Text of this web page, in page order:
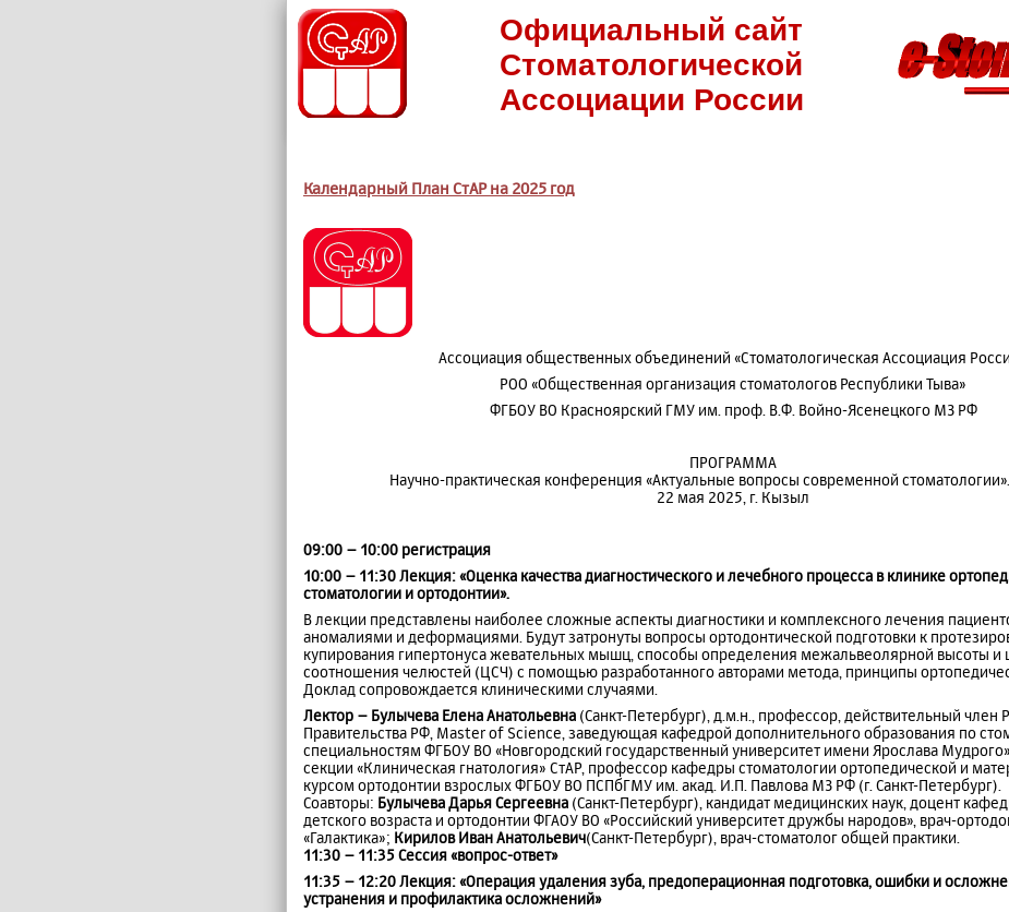
Официальный сайт
Стоматологической
Ассоциации России
Календарный План СтАР на 2025 год
Ассоциация общественных объединений «Стоматологическая Ассоциация
РОО «Общественная организация стоматологов Республики Тыва»
ФГБОУ ВО Красноярский ГМУ им. проф. В.Ф. Войно-Ясенецкого МЗ РФ
ПРОГРАММА
Научно-практическая конференция «Актуальные вопросы современной стоматологии».
22 мая 2025, г. Кызыл
09:00 – 10:00 регистрация
10:00 – 11:30 Лекция: «Оценка качества диагностического и лечебного процесса в клинике
стоматологии и ортодонтии».
В лекции представлены наиболее сложные аспекты диагностики и комплексного лечения
аномалиями и деформациями. Будут затронуты вопросы ортодонтической подготовки к
купирования гипертонуса жевательных мышц, способы определения межальвеолярной высоты и
соотношения челюстей (ЦСЧ) с помощью разработанного авторами метода, принципы
Доклад сопровождается клиническими случаями.
Лектор – Булычева Елена Анатольевна (Санкт-Петербург), д.м.н., профессор, действительный член
Правительства РФ, Master of Science, заведующая кафедрой дополнительного образования по
специальностям ФГБОУ ВО «Новгородский государственный университет имени Ярослава
секции «Клиническая гнатология» СтАР, профессор кафедры стоматологии ортопедической и
курсом ортодонтии взрослых ФГБОУ ВО ПСПбГМУ им. акад. И.П. Павлова МЗ РФ (г. Санкт-Петербург).
Соавторы: Булычева Дарья Сергеевна (Санкт-Петербург), кандидат медицинских наук, доцент
детского возраста и ортодонтии ФГАОУ ВО «Российский университет дружбы народов», врач-
«Галактика»; Кирилов Иван Анатольевич(Санкт-Петербург), врач-стоматолог общей практики.
11:30 – 11:35 Сессия «вопрос-ответ»
11:35 – 12:20 Лекция: «Операция удаления зуба, предоперационная подготовка, ошибки и
устранения и профилактика осложнений»